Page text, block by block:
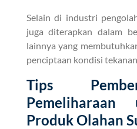
Selain di industri
juga diterapkan dalam
lainnya yang
penciptaan kondisi
Tips
Produk Olahan